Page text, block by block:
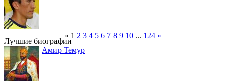
« 1 2 3 4 5 6 7 8 9 10 ... 124 »
Лучшие биографии
Амир Темур